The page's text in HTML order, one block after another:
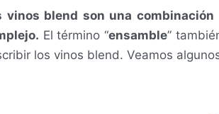
vinos blend son una
El término “ensamble”
los vinos blend. Veamos